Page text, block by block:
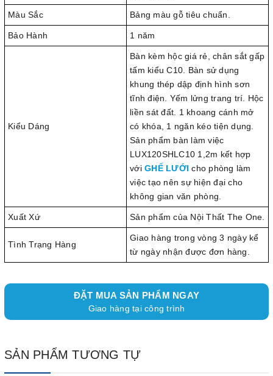
Màu Sắc Bảng màu gỗ tiêu chuẩn.
Bảo Hành 1 năm
Kiểu Dáng
Bàn kèm hộc giá rẻ, chân sắt gấp
tấm kiểu C10. Bàn sử dụng
khung thép dập định hình sơn
tĩnh điện. Yếm lửng trang trí. Hộc
liền sát đất. 1 khoang cánh mở
có khóa, 1 ngăn kéo tiện dụng.
Sản phẩm bàn làm việc
LUX120SHLC10 1,2m kết hợp
với GHẾ LƯỚI cho phòng làm
việc tạo nên sự hiện đại cho
không gian văn phòng.
Xuất Xứ Sản phẩm của Nội Thất The One.
Tình Trạng Hàng
Giao hàng trong vòng 3 ngày kể
từ ngày nhận được đơn hàng.
ĐẶT MUA SẢN PHẨM NGAY
Giao hàng tại công trình
SẢN PHẨM TƯƠNG TỰ